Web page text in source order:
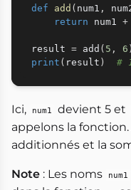
def add ( num1 ,
return num1 +
result = add ( 5 , 6 )
print ( result ) #
Ici, num1 devient 5 et
appelons la fonction.
additionnés et la
Note : Les noms num1